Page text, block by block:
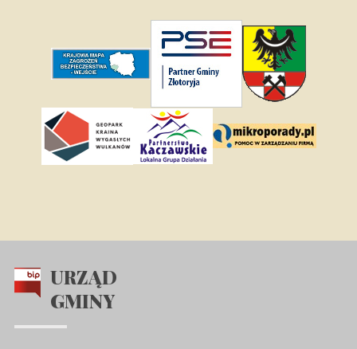
URZĄD
GMINY